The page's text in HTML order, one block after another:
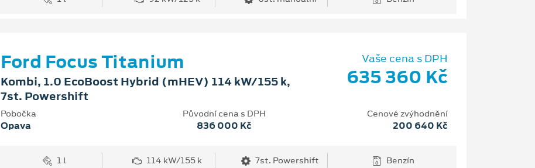
Ford Focus Titanium
Kombi, 1.0 EcoBoost Hybrid (mHEV) 114 kW/155 k,
7st. Powershift
Vaše cena s DPH
635 360 Kč
Pobočka
Opava
Původní cena s DPH
836 000 Kč
Cenové zvýhodnění
200 640 Kč
1 l 114 kW/155 k 7st. Powershift Benzín